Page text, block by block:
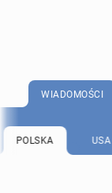
WIADOMOŚCI
POLSKA USA